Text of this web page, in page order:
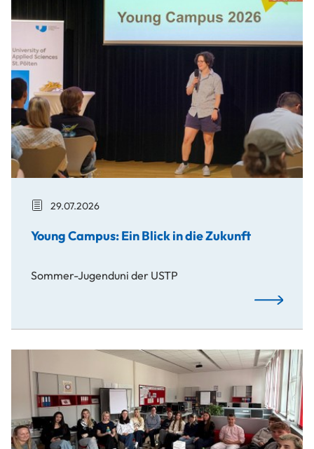
29.07.2026
Young Campus: Ein Blick in die Zukunft
Sommer-Jugenduni der USTP
Young
Schulbesuch an der HAK Waidhofen/Ybbs